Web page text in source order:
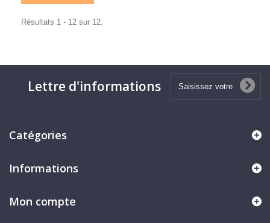
Résultats 1 - 12 sur 12.
Lettre d'informations
Catégories
Informations
Mon compte